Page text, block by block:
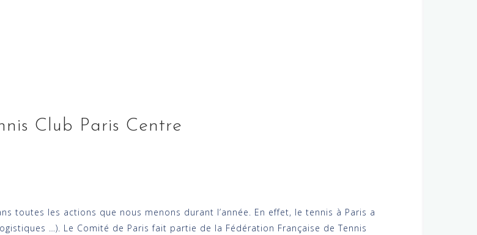
Club Paris Centre
toutes les actions que nous menons durant l’année. En effet, le tennis à Paris a
…). Le Comité de Paris fait partie de la Fédération Française de Tennis